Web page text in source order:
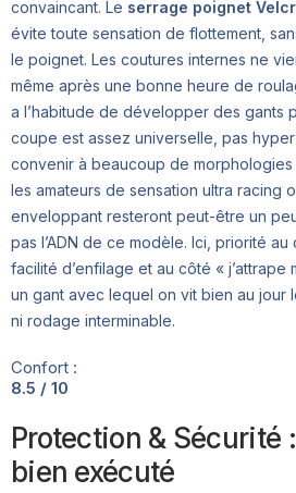
convaincant. Le serrage poignet
évite toute sensation de flottement,
le poignet. Les coutures internes ne
même après une bonne heure de
a l’habitude de développer des gants
coupe est assez universelle, pas
convenir à beaucoup de morphologies
les amateurs de sensation ultra racing
enveloppant resteront peut-être un
pas l’ADN de ce modèle. Ici, priorité
facilité d’enfilage et au côté « j’attrape
un gant avec lequel on vit bien au jour
ni rodage interminable.
Confort :
8.5 / 10
Protection & Sécurité
bien exécuté